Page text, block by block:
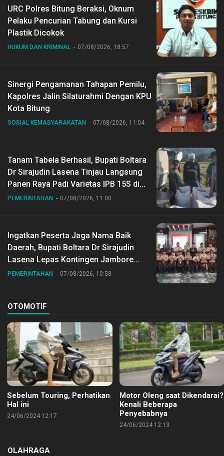
URC Polres Bitung Beraksi, Oknum
Pelaku Pencurian Tabung dan Kursi
Plastik Dicokok
HUKUM DAN KRIMINAL 07/08/2026, 18:57
Sinergi Pengamanan Tahapan Pemilu,
Kapolres Jalin Silaturahmi Dengan KPU
Kota Bitung
SOSIAL KEMASYARAKATAN 07/08/2026, 11:04
Tanam Tabela Berhasil, Bupati Boltara
Dr Sirajudin Lasena Tinjau Langsung
Panen Raya Padi Varietas IPB 15S di
Desa Gihang
PEMERINTAHAN 07/08/2026, 11:00
Ingatkan Peserta Jaga Nama Baik
Daerah, Bupati Boltara Dr Sirajudin
Lasena Lepas Kontingen Jambore
Nasional ke XII di Buperta Cibubur
PEMERINTAHAN 07/08/2026, 10:58
OTOMOTIF
Sebelum Touring, Perhatikan
Hal ini
24/06/2024 12:17
Motor Oleng saat Dikendarai?
Kenali Beberapa
Penyebabnya
24/06/2024 12:13
OLAHRAGA